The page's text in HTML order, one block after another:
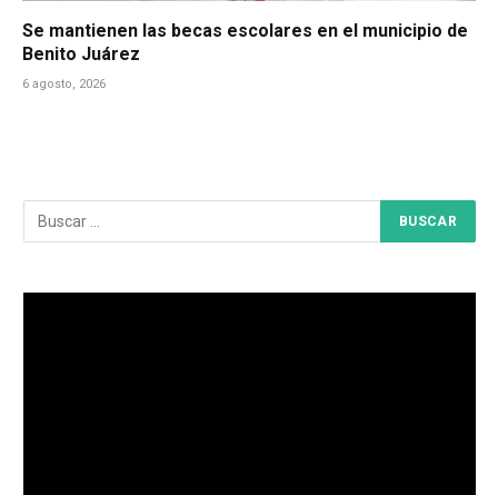
Se mantienen las becas escolares en el municipio de
Benito Juárez
6 agosto, 2026